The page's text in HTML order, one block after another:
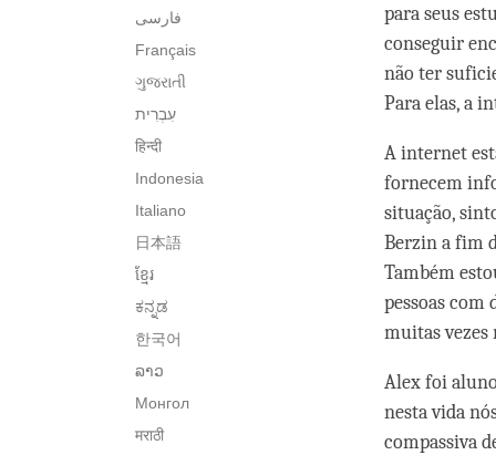
فارسی
Français
ગુજરાતી
हिन्दी
Indonesia
Italiano
日本語
ខ្មែរ
ಕನ್ನಡ
한국어
ລາວ
Монгол
मराठी
para seus
conseguir
não ter
Para elas, a
A internet
fornecem
situação,
Berzin a fim
Também
pessoas
muitas vezes
Alex foi
nesta vida
compassiva